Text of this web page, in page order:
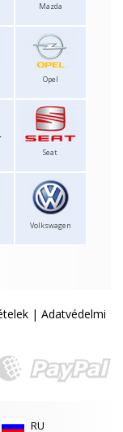
Mazda
Opel
Seat
Volkswagen
| Adatvédelmi
RU